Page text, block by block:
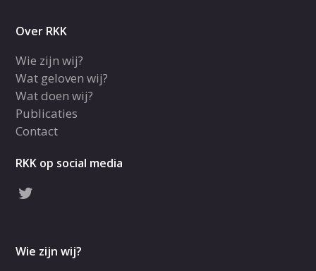
Over RKK
Wie zijn wij?
Wat geloven wij?
Wat doen wij?
Publicaties
Contact
RKK op social media
Wie zijn wij?